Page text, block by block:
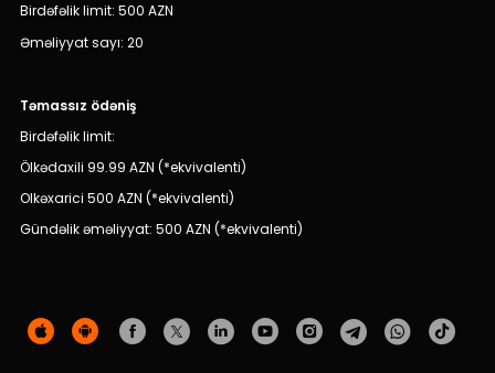
F.A.Q
Birdəfəlik limit: 500 AZN
Əməliyyat sayı: 20
Təmassız ödəniş
Birdəfəlik limit:
Ölkədaxili 99.99 AZN (*ekvivalenti)
Olkəxarici 500 AZN (*ekvivalenti)
Gündəlik əməliyyat: 500 AZN (*ekvivalenti)